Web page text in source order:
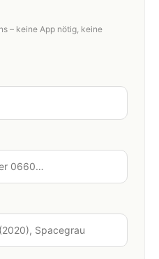
– keine App nötig, keine